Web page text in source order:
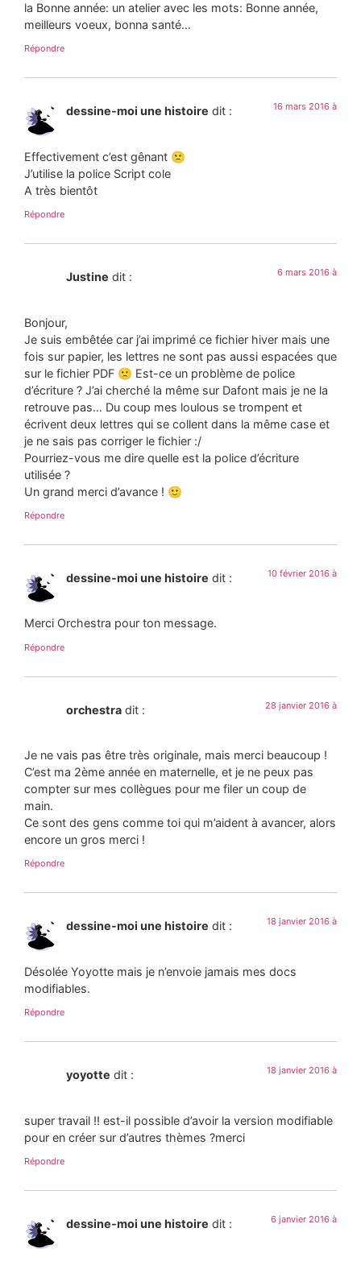
la Bonne année: un atelier avec les mots: Bonne année,
meilleurs voeux, bonna santé…
Répondre
dessine-moi une histoire dit : 16 mars 2016 à
Effectivement c’est gênant 🙁
J’utilise la police Script cole
A très bientôt
Répondre
Justine dit : 6 mars 2016 à
Bonjour,
Je suis embêtée car j’ai imprimé ce fichier hiver mais une
fois sur papier, les lettres ne sont pas aussi espacées que
sur le fichier PDF 🙁 Est-ce un problème de police
d’écriture ? J’ai cherché la même sur Dafont mais je ne la
retrouve pas… Du coup mes loulous se trompent et
écrivent deux lettres qui se collent dans la même case et
je ne sais pas corriger le fichier :/
Pourriez-vous me dire quelle est la police d’écriture
utilisée ?
Un grand merci d’avance ! 🙂
Répondre
dessine-moi une histoire dit : 10 février 2016 à
Merci Orchestra pour ton message.
Répondre
orchestra dit : 28 janvier 2016 à
Je ne vais pas être très originale, mais merci beaucoup !
C’est ma 2ème année en maternelle, et je ne peux pas
compter sur mes collègues pour me filer un coup de
main.
Ce sont des gens comme toi qui m’aident à avancer, alors
encore un gros merci !
Répondre
dessine-moi une histoire dit : 18 janvier 2016 à
Désolée Yoyotte mais je n’envoie jamais mes docs
modifiables.
Répondre
yoyotte dit : 18 janvier 2016 à
super travail !! est-il possible d’avoir la version modifiable
pour en créer sur d’autres thèmes ?merci
Répondre
dessine-moi une histoire dit : 6 janvier 2016 à